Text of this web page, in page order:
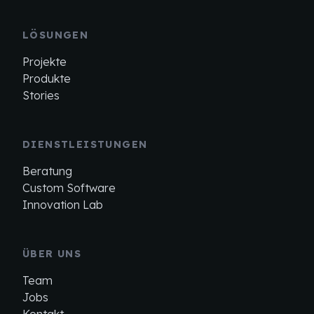
LÖSUNGEN
Projekte
Produkte
Stories
DIENSTLEISTUNGEN
Beratung
Custom Software
Innovation Lab
ÜBER UNS
Team
Jobs